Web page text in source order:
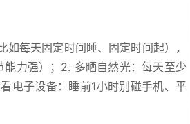
每天固定时间睡、固定时间起），
力强）；2. 多晒自然光：每天至少
电子设备：睡前1小时别碰手机、平